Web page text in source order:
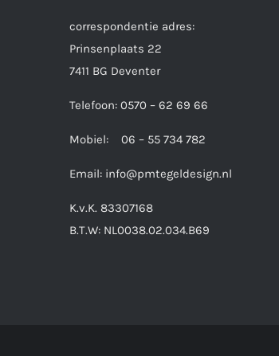
correspondentie adres:
Prinsenplaats 22
7411 BG Deventer
Telefoon: 0570 – 62 69 66
Mobiel: 06 – 55 734 782
Email: info@pmtegeldesign.nl
K.v.K. 83307168
B.T.W: NL0038.02.034.B69